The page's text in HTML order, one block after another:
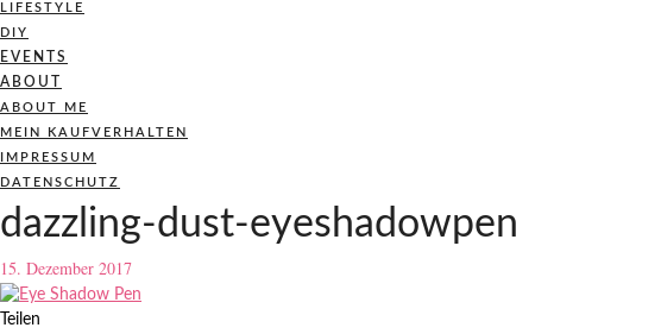
LIFESTYLE
DIY
EVENTS
ABOUT
ABOUT ME
MEIN KAUFVERHALTEN
IMPRESSUM
DATENSCHUTZ
dazzling-dust-eyeshadowpen
15. Dezember 2017
Teilen